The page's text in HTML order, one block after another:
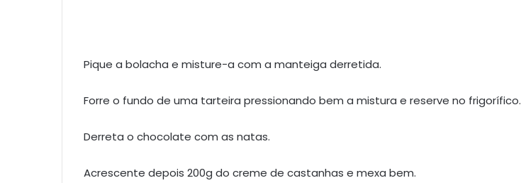
Pique a bolacha e misture-a com a manteiga derretida.
Forre o fundo de uma tarteira pressionando bem a mistura e reserve no frigorífico.
Derreta o chocolate com as natas.
Acrescente depois 200g do creme de castanhas e mexa bem.